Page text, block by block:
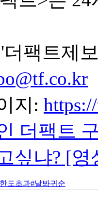
더팩트제
지:
더팩트
싶냐? [
도초과#날봐귀순